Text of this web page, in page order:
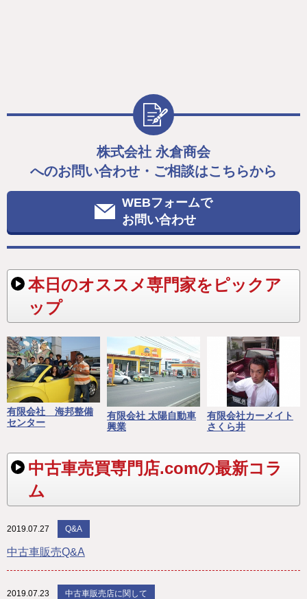
株式会社 永倉商会
へのお問い合わせ・ご相談はこちらから
WEBフォームで
お問い合わせ
本日のオススメ専門家をピックア
ップ
有限会社 海邦整備
センター
有限会社 太陽自動車
興業
有限会社カーメイト
さくら井
中古車売買専門店.comの最新コラ
ム
2019.07.27 Q&A
中古車販売Q&A
2019.07.23 中古車販売店に関して